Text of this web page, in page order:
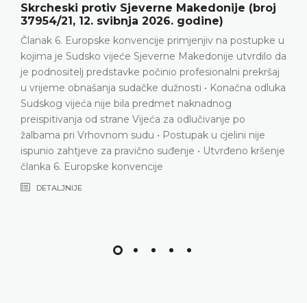
Aničić protiv Srbije (broj 36639/22, 9. lipnja
2026. godine)
Prekršajni postupak • Kažnjavanje za izazivanje
prometne nesreće • Prigovor četvrtog stupnja • Nema
povrede članka 6. Europske konvencije
DETALJNIJE